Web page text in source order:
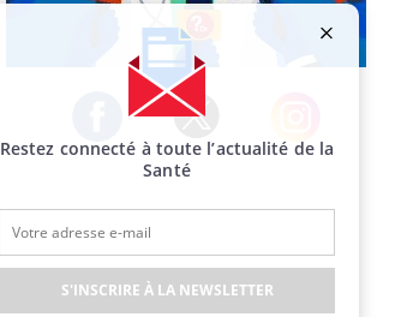
Facebook Twitter Instagram
Restez connecté à toute l’actualité de la
Santé
S'INSCRIRE À LA NEWSLETTER